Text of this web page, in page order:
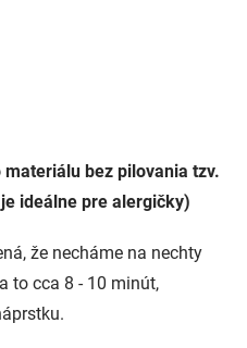
bez pilovania tzv.
ideálne pre alergičky)
že necháme na nechty
to cca 8 - 10 minút,